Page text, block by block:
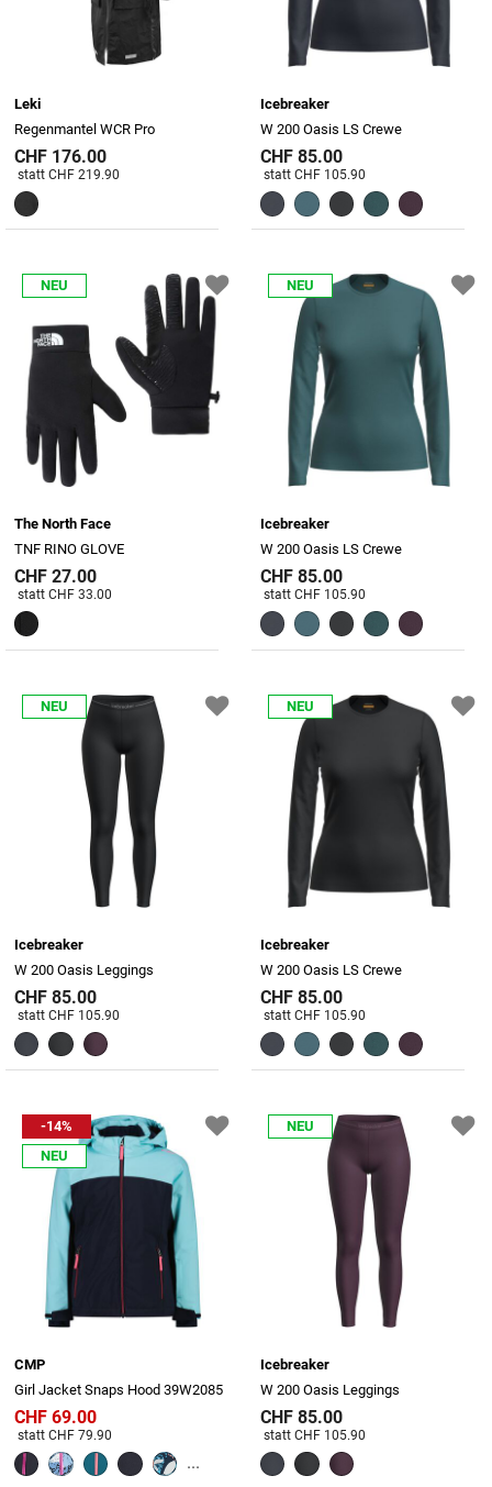
Leki
Regenmantel WCR Pro
CHF 176.00
Preis reduziert von
statt CHF 219.90
Icebreaker
W 200 Oasis LS Crewe
CHF 85.00
Preis reduziert von
statt CHF 105.90
NEU
The North Face
TNF RINO GLOVE
CHF 27.00
Preis reduziert von
statt CHF 33.00
NEU
Icebreaker
W 200 Oasis LS Crewe
CHF 85.00
Preis reduziert von
statt CHF 105.90
NEU
Icebreaker
W 200 Oasis Leggings
CHF 85.00
Preis reduziert von
statt CHF 105.90
NEU
Icebreaker
W 200 Oasis LS Crewe
CHF 85.00
Preis reduziert von
statt CHF 105.90
-14%
NEU
CMP
Girl Jacket Snaps Hood 39W2085
CHF 69.00
Preis reduziert von
statt CHF 79.90
...
NEU
Icebreaker
W 200 Oasis Leggings
CHF 85.00
Preis reduziert von
statt CHF 105.90